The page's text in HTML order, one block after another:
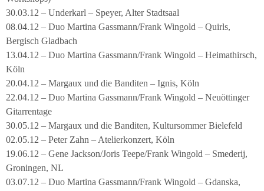
30.03.12 – Underkarl – Speyer, Alter Stadtsaal
08.04.12 – Duo Martina Gassmann/Frank Wingold – Quirls,
Bergisch Gladbach
13.04.12 – Duo Martina Gassmann/Frank Wingold – Heimathirsch,
Köln
20.04.12 – Margaux und die Banditen – Ignis, Köln
22.04.12 – Duo Martina Gassmann/Frank Wingold – Neuöttinger
Gitarrentage
30.05.12 – Margaux und die Banditen, Kultursommer Bielefeld
02.05.12 – Peter Zahn – Atelierkonzert, Köln
19.06.12 – Gene Jackson/Joris Teepe/Frank Wingold – Smederij,
Groningen, NL
03.07.12 – Duo Martina Gassmann/Frank Wingold – Gdanska,